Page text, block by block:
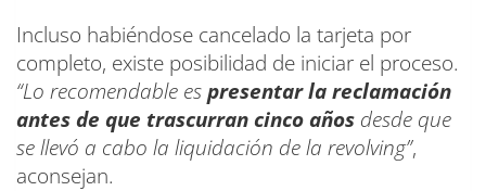
Incluso habiéndose cancelado la tarjeta por
completo, existe posibilidad de iniciar el proceso.
“Lo recomendable espresentar la reclamación
antes de que trascurran cinco años desde que
se llevó a cabo la liquidación de la revolving”,
aconsejan.